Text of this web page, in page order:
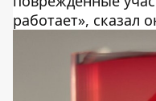
работает», сказал